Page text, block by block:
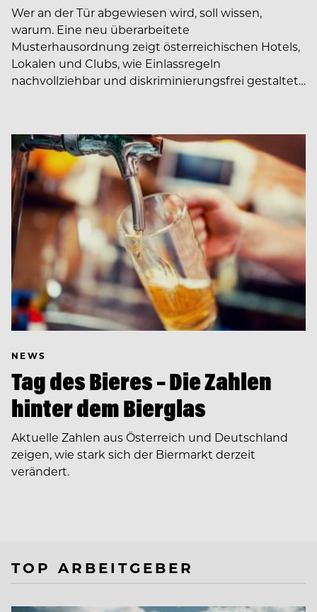
Wer an der Tür abgewiesen wird, soll wissen,
warum. Eine neu überarbeitete
Musterhausordnung zeigt österreichischen Hotels,
Lokalen und Clubs, wie Einlassregeln
nachvollziehbar und diskriminierungsfrei gestaltet…
NEWS
Tag des Bieres – Die Zahlen
hinter dem Bierglas
Aktuelle Zahlen aus Österreich und Deutschland
zeigen, wie stark sich der Biermarkt derzeit
verändert.
TOP ARBEITGEBER